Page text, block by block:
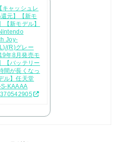
キャッシュレ
元】【新モ
【新モデル】
Joy-
(R)グレー
年8月発売モ
【バッテリー
間が長くなっ
ル】任天堂
S-KAAAA